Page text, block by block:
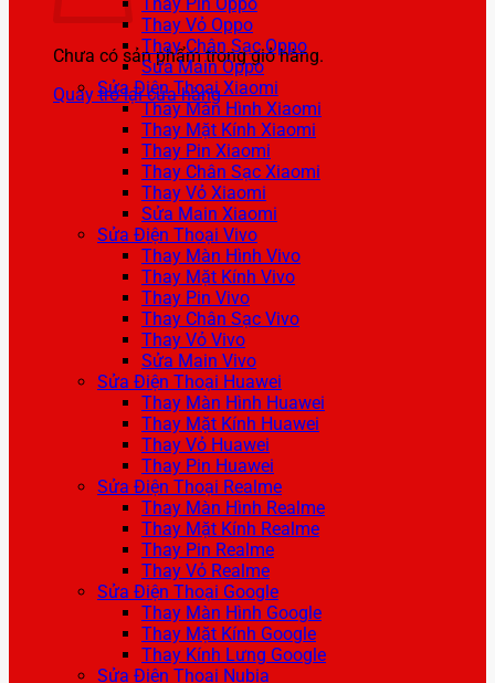
Chưa có sản phẩm trong giỏ hàng.
Quay trở lại cửa hàng
Thay Vỏ Oppo
Thay Chân Sạc Oppo
Sửa Main Oppo
Sửa Điện Thoại Xiaomi
Thay Màn Hình Xiaomi
Thay Mặt Kính Xiaomi
Thay Pin Xiaomi
Thay Chân Sạc Xiaomi
Thay Vỏ Xiaomi
Sửa Main Xiaomi
Sửa Điện Thoại Vivo
Thay Màn Hình Vivo
Thay Mặt Kính Vivo
Thay Pin Vivo
Thay Chân Sạc Vivo
Thay Vỏ Vivo
Sửa Main Vivo
Sửa Điện Thoại Huawei
Thay Màn Hình Huawei
Thay Mặt Kính Huawei
Thay Vỏ Huawei
Thay Pin Huawei
Sửa Điện Thoại Realme
Thay Màn Hình Realme
Thay Mặt Kính Realme
Thay Pin Realme
Thay Vỏ Realme
Sửa Điện Thoại Google
Thay Màn Hình Google
Thay Mặt Kính Google
Thay Kính Lưng Google
Sửa Điện Thoại Nubia